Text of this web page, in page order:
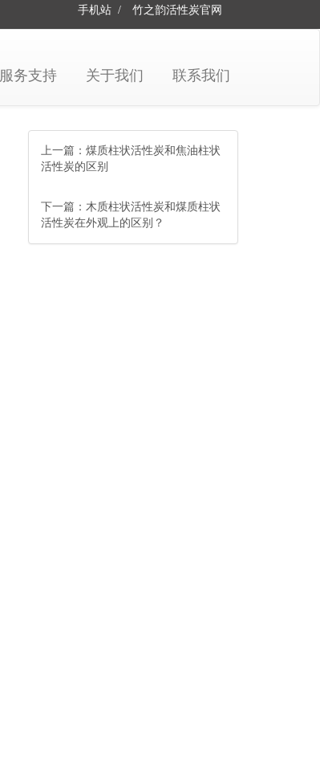
手机站 / 竹之韵活性炭官网
服务支持 关于我们 联系我们
上一篇： 煤质柱状活性炭和焦油柱状
活性炭的区别
下一篇： 木质柱状活性炭和煤质柱状
活性炭在外观上的区别？